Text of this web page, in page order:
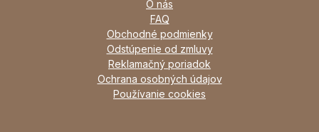
O nás
FAQ
Obchodné podmienky
Odstúpenie od zmluvy
Reklamačný poriadok
Ochrana osobných údajov
Používanie cookies